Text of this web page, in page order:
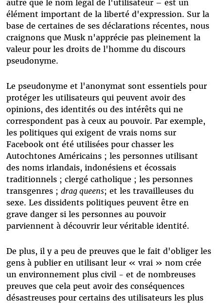
autre que le nom légal de l'utilisateur – est un
élément important de la liberté d'expression. Sur la
base de certaines de ses déclarations récentes, nous
craignons que Musk n'apprécie pas pleinement la
valeur pour les droits de l'homme du discours
pseudonyme.
Le pseudonyme et l'anonymat sont essentiels pour
protéger les utilisateurs qui peuvent avoir des
opinions, des identités ou des intérêts qui ne
correspondent pas à ceux au pouvoir. Par exemple,
les politiques qui exigent de vrais noms sur
Facebook ont ​​été utilisées pour chasser les
Autochtones Américains ; les personnes utilisant
des noms irlandais, indonésiens et écossais
traditionnels ; clergé catholique ; les personnes
transgenres ; drag queens; et les travailleuses du
sexe. Les dissidents politiques peuvent être en
grave danger si les personnes au pouvoir
parviennent à découvrir leur véritable identité.
De plus, il y a peu de preuves que le fait d'obliger les
gens à publier en utilisant leur « vrai » nom crée
un environnement plus civil - et de nombreuses
preuves que cela peut avoir des conséquences
désastreuses pour certains des utilisateurs les plus